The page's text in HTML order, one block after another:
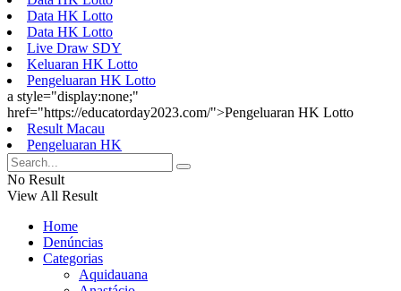
Data HK Lotto
Data HK Lotto
Live Draw SDY
Keluaran HK Lotto
Pengeluaran HK Lotto
a style="display:none;"
href="https://educatorday2023.com/">Pengeluaran HK Lotto
Result Macau
Pengeluaran HK
No Result
View All Result
Home
Denúncias
Categorias
Aquidauana